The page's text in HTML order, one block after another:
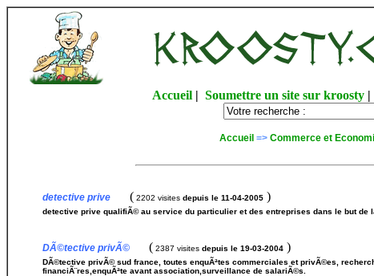
Accueil| Soumettre un site sur kroosty|
Accueil => Commerce et
detective prive ( 2202 visites depuis le 11-04-2005 )
detective prive qualifiÃ© au service du particulier et des entreprises dans le but de
DÃ©tective privÃ© ( 2387 visites depuis le 19-03-2004 )
DÃ©tective privÃ© sud france, toutes enquÃªtes commerciales et privÃ©es,
financiÃ¨res,enquÃªte avant association,surveillance de salariÃ©s.